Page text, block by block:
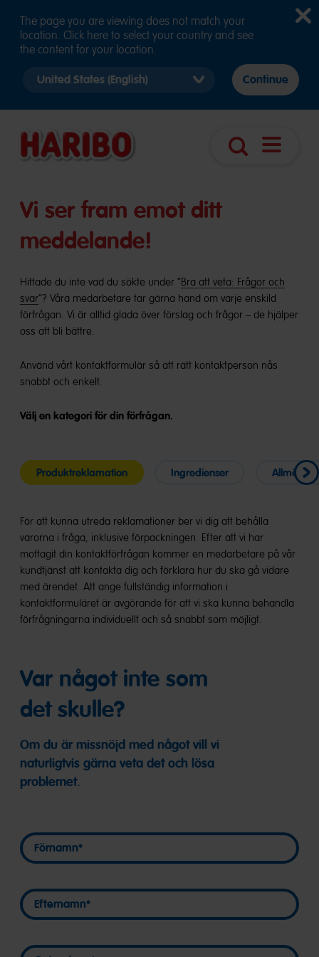
Vi ser fram emot ditt
meddelande!
Hittade du inte vad du sökte under ”Bra att veta: Frågor och
svar”? Våra medarbetare tar gärna hand om varje enskild
förfrågan. Vi är alltid glada över förslag och frågor – de hjälper
oss att bli bättre.
Använd vårt kontaktformulär så att rätt kontaktperson nås
snabbt och enkelt.
Välj en kategori för din förfrågan.
Produktreklamation Ingredienser
För att kunna utreda reklamationer ber vi dig att behålla
varorna i fråga, inklusive förpackningen. Efter att vi har
mottagit din kontaktförfrågan kommer en medarbetare på vår
kundtjänst att kontakta dig och förklara hur du ska gå vidare
med ärendet. Att ange fullständig information i
kontaktformuläret är avgörande för att vi ska kunna behandla
förfrågningarna individuellt och så snabbt som möjligt.
Var något inte som
det skulle?
Om du är missnöjd med något vill vi
naturligtvis gärna veta det och lösa
problemet.
Förnamn
Förnamn
Efternamn
Efternamn
Gatuadress
The page you are viewing does not match your
location. Click here to select your country and see
the content for your location.
country
Continue